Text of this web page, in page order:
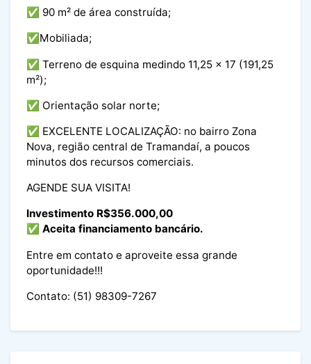
✅ 90 m² de área construída;
✅Mobiliada;
✅ Terreno de esquina medindo 11,25 x 17 (191,25
m²);
✅ Orientação solar norte;
✅ EXCELENTE LOCALIZAÇÃO: no bairro Zona
Nova, região central de Tramandaí, a poucos
minutos dos recursos comerciais.
AGENDE SUA VISITA!
Investimento R$356.000,00
✅ Aceita financiamento bancário.
Entre em contato e aproveite essa grande
oportunidade!!!
Contato: (51) 98309-7267